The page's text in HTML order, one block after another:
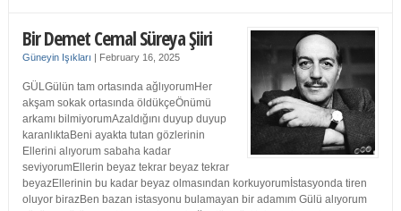
Bir Demet Cemal Süreya Şiiri
Güneyin Işıkları | February 16, 2025
GÜLGülün tam ortasında ağlıyorumHer
akşam sokak ortasında öldükçeÖnümü
arkamı bilmiyorumAzaldığını duyup duyup
karanlıktaBeni ayakta tutan gözlerinin
Ellerini alıyorum sabaha kadar
seviyorumEllerin beyaz tekrar beyaz tekrar
beyazEllerinin bu kadar beyaz olmasından korkuyorumİstasyonda tiren
oluyor birazBen bazan istasyonu bulamayan bir adamım Gülü alıyorum